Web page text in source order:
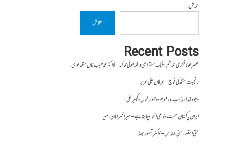
تلاش
تلاش
Recent Posts
عصرِ نو کا فکری تلاطم: ایک سقراطی و افلاطونی محاکمہ – ڈاکٹر محمد طیب خان سنگھانوی
رنجیت سنگھ کی فوج – عرفان علی عزیز
وجودِ خدا، مذہب اور موجودہ صورتحال- کبیر علی
ایران پاکستان سمیت دفاعی اتحاد چاہتا ہے – میر افسر امان،میر
حتی النصر ، حتی القدس – ڈاکٹر تصور بھٹہ